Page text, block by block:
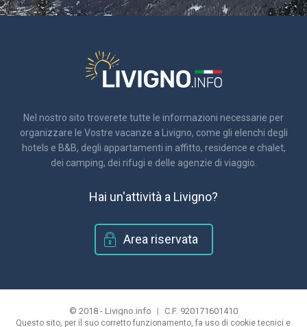
Nel nostro sito troverete tutte le informazioni necessarie per
organizzare le Vostre vacanze a Livigno, come gli elenchi degli
hotels e B&B, degli appartamenti in affitto, residence e chalet,
dei camping, dei rifugi e delle agenzie di viaggio.
Hai un'attività a Livigno?
Area riservata
© 2018 - Livigno.info |
C.F. 920171601410
Questo sito, per il suo corretto funzionamento, fa uso di cookie tecnici e